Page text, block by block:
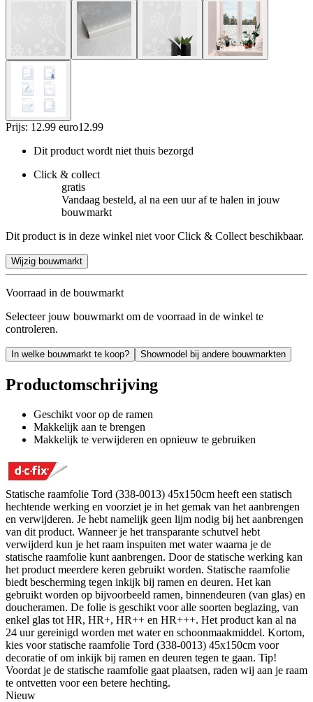
Prijs: 12.99 euro12.99
Dit product wordt niet thuis bezorgd
Click & collect
gratis
Vandaag besteld, al na een uur af te halen in jouw
bouwmarkt
Dit product is in deze winkel niet voor Click & Collect beschikbaar.
Wijzig bouwmarkt
Voorraad in de bouwmarkt
Selecteer jouw bouwmarkt om de voorraad in de winkel te
controleren.
In welke bouwmarkt te koop? Showmodel bij andere bouwmarkten
Productomschrijving
Geschikt voor op de ramen
Makkelijk aan te brengen
Makkelijk te verwijderen en opnieuw te gebruiken
Statische raamfolie Tord (338-0013) 45x150cm heeft een statisch
hechtende werking en voorziet je in het gemak van het aanbrengen
en verwijderen. Je hebt namelijk geen lijm nodig bij het aanbrengen
van dit product. Wanneer je het transparante schutvel hebt
verwijderd kun je het raam inspuiten met water waarna je de
statische raamfolie kunt aanbrengen. Door de statische werking kan
het product meerdere keren gebruikt worden. Statische raamfolie
biedt bescherming tegen inkijk bij ramen en deuren. Het kan
gebruikt worden op bijvoorbeeld ramen, binnendeuren (van glas) en
doucheramen. De folie is geschikt voor alle soorten beglazing, van
enkel glas tot HR, HR+, HR++ en HR+++. Het product kan al na
24 uur gereinigd worden met water en schoonmaakmiddel. Kortom,
kies voor statische raamfolie Tord (338-0013) 45x150cm voor
decoratie of om inkijk bij ramen en deuren tegen te gaan. Tip!
Voordat je de statische raamfolie gaat plaatsen, raden wij aan je raam
te ontvetten voor een betere hechting.
Nieuw